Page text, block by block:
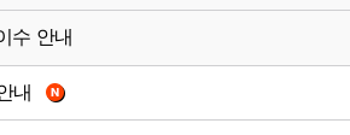
수 안내
내